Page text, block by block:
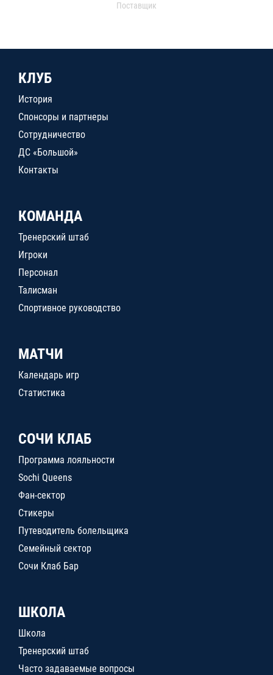
Поставщик
КЛУБ
История
Спонсоры и партнеры
Сотрудничество
ДС «Большой»
Контакты
КОМАНДА
Тренерский штаб
Игроки
Персонал
Талисман
Спортивное руководство
МАТЧИ
Календарь игр
Статистика
СОЧИ КЛАБ
Программа лояльности
Sochi Queens
Фан-сектор
Стикеры
Путеводитель болельщика
Семейный сектор
Сочи Клаб Бар
ШКОЛА
Школа
Тренерский штаб
Часто задаваемые вопросы